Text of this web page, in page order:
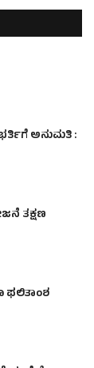
ಅನುಮತಿ :
ತಕ್ಷಣ
ಫಲಿತಾಂಶ